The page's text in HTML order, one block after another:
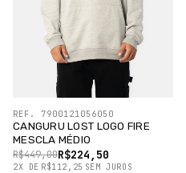
CANGURU LOST LOGO FIRE
MESCLA MÉDIO
R$224,50
R$449,00
2X DE R$112,25 SEM JUROS
REF. 7900121056050